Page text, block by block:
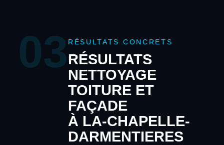
03 RÉSULTATS CONCRETS
RÉSULTATS
NETTOYAGE
TOITURE ET
FAÇADE
À LA-CHAPELLE-
DARMENTIERES